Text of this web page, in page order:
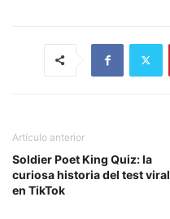
Artículo anterior
Soldier Poet King Quiz: la
curiosa historia del test viral
en TikTok